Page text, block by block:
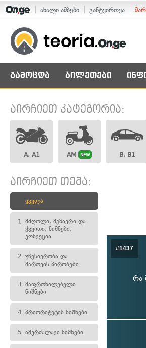
ახალი ამბები განტვირთვა
გამოცდა ბილეთები
აირჩიეთ კატეგორია:
A, A1 AM NEW B, B1
აირჩიეთ თემა:
ყველა
1. მძღოლი, მგზავრი და
ქვეითი, ნიშნები,
კონვეცია
2. უწესივრობა და
მართვის პირობები
3. მაფრთხილებელი
ნიშნები
4. პრიორიტეტის ნიშნები
5. ამკრძალავი ნიშნები
#1437
რა